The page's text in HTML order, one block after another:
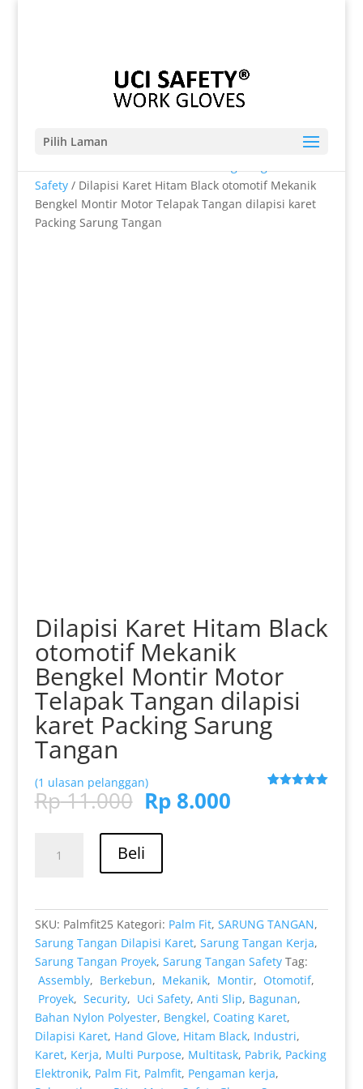
Pilih Laman
Safety/ Dilapisi Karet Hitam Black otomotif Mekanik
Bengkel Montir Motor Telapak Tangan dilapisi karet
Packing Sarung Tangan
Dilapisi Karet Hitam Black
otomotif Mekanik
Bengkel Montir Motor
Telapak Tangan dilapisi
karet Packing Sarung
Tangan
(1 ulasan pelanggan)
Rp11.000 Harga
aslinya
adalah:
Rp 11.000.
Rp8.000Harga
Dilapisi
Mekanik
Bengkel
Motor
Tangan
dilapisi
Beli
SKU: Palmfit25 Kategori: Palm Fit, SARUNG TANGAN,
Sarung Tangan Dilapisi Karet, Sarung Tangan Kerja,
Sarung Tangan Proyek, Sarung Tangan Safety Tag:
Assembly, Berkebun, Mekanik, Montir, Otomotif,
Proyek, Security, Uci Safety, Anti Slip, Bagunan,
Bahan Nylon Polyester, Bengkel, Coating Karet,
Dilapisi Karet, Hand Glove, Hitam Black, Industri,
Karet, Kerja, Multi Purpose, Multitask, Pabrik, Packing
Elektronik, Palm Fit, Palmfit, Pengaman kerja,